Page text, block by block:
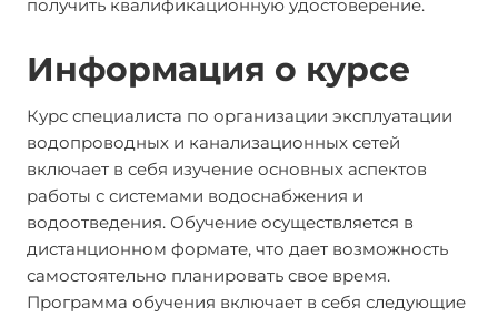
получить квалификационную удостоверение.
Информация о курсе
Курс специалиста по организации эксплуатации
водопроводных и канализационных сетей
включает в себя изучение основных аспектов
работы с системами водоснабжения и
водоотведения. Обучение осуществляется в
дистанционном формате, что дает возможность
самостоятельно планировать свое время.
Программа обучения включает в себя следующие